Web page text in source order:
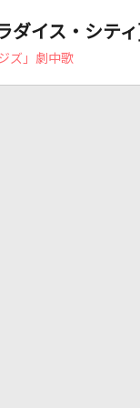
イス・シティ]
ズ」劇中歌